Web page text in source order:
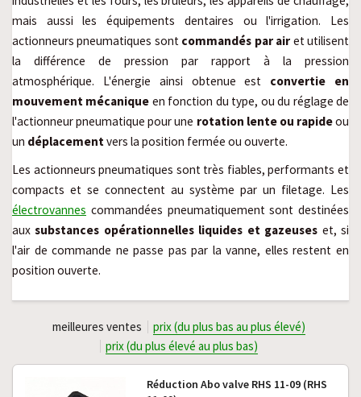
mais aussi les équipements dentaires ou l'irrigation. Les
actionneurs pneumatiques sont commandés par air et utilisent
la différence de pression par rapport à la pression
atmosphérique. L'énergie ainsi obtenue est convertie en
mouvement mécanique en fonction du type, ou du réglage de
l'actionneur pneumatique pour une rotation lente ou rapideou
un déplacementvers la position fermée ou ouverte.
Les actionneurs pneumatiques sont très fiables, performants et
compacts et se connectent au système par un filetage. Les
électrovannes commandées pneumatiquement sont destinées
auxsubstances opérationnelles liquides et gazeuses et, si
l'air de commande ne passe pas par la vanne, elles restent en
position ouverte.
meilleures ventes
prix (du plus bas au plus élevé)
prix (du plus élevé au plus bas)
Réduction Abo valve RHS 11-09 (RHS